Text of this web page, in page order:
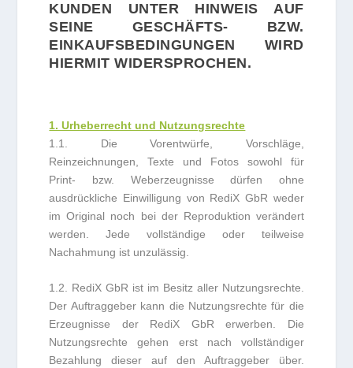
UNDEN UNTER HINWEIS AUF S
EINE GESCHÄFTS- BZW. E
INKAUFSBEDINGUNGEN WIRD H
IERMIT WIDERSPROCHEN.
1. Urheberrecht und Nutzungsrechte
1.1. Die Vorentwürfe, Vorschläge,
Reinzeichnungen, Texte und Fotos sowohl für
Print- bzw. Weberzeugnisse dürfen ohne
ausdrückliche Einwilligung von RediX GbR weder
im Original noch bei der Reproduktion verändert
werden. Jede vollständige oder teilweise
Nachahmung ist unzulässig.
1.2. RediX GbR ist im Besitz aller Nutzungsrechte.
Der Auftraggeber kann die Nutzungsrechte für die
Erzeugnisse der RediX GbR erwerben. Die
Nutzungsrechte gehen erst nach vollständiger
Bezahlung dieser auf den Auftraggeber über.